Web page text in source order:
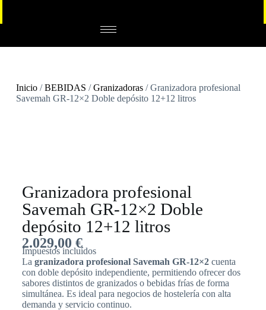
Inicio/BEBIDAS /Granizadoras/ Granizadora profesional
Savemah GR-12×2 Doble depósito 12+12 litros
Granizadora profesional
Savemah GR-12×2 Doble
depósito 12+12 litros
2.029,00 €
Impuestos incluídos
La granizadora profesional Savemah GR-12×2cuenta
con doble depósito independiente, permitiendo ofrecer dos
sabores distintos de granizados o bebidas frías de forma
simultánea. Es ideal para negocios de hostelería con alta
demanda y servicio continuo.